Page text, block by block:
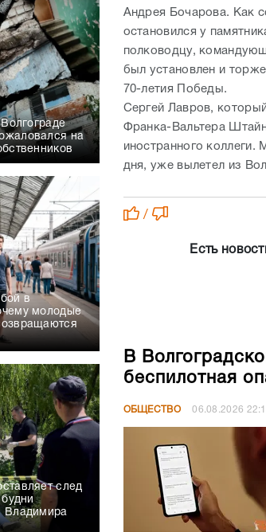
на
в
молодые
след
Владимира
Андрея Бочарова. Как
остановился у
полководцу,
был установлен и
70-летия Победы.
Сергей Лавров,
Франка-Вальтера
иностранного
дня, уже вылетел из
/
Есть
В
беспилотная
ОБЩЕСТВО 06.08.2026